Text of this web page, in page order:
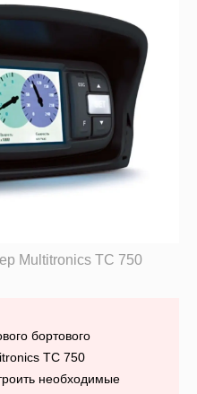
Multitronics TC 750
бортового
TC 750
необходимые